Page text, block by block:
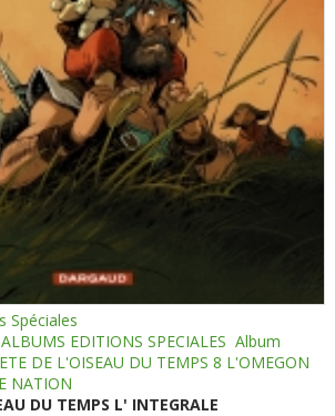
Spéciales
ALBUMS EDITIONS SPECIALES Album
DE L'OISEAU DU TEMPS 8 L'OMEGON
NATION
DU TEMPS L' INTEGRALE